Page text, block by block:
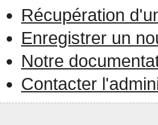
Récupération
Enregistrer un
Notre
Contacter